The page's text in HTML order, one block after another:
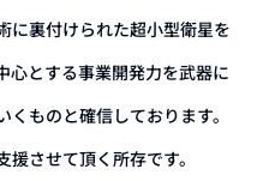
に裏付けられた超小型衛星を
心とする事業開発力を武器に
ものと確信しております。
させて頂く所存です。